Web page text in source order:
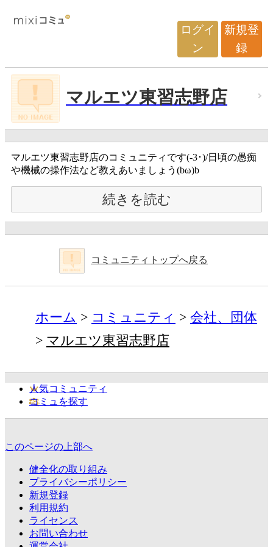
ログイ
ン
新規登
録
マルエツ東習志野店
マルエツ東習志野店のコミュニティです(-3･)/日頃の愚痴
や機械の操作法など教えあいましょう(bω)b
続きを読む
コミュニティトップへ戻る
ホーム コミュニティ
会社、団体
マルエツ東習志野店
人気コミュニティ
コミュを探す
このページの上部へ
健全化の取り組み
プライバシーポリシー
新規登録
利用規約
ライセンス
お問い合わせ